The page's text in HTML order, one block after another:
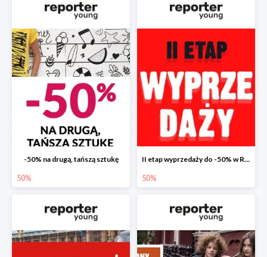
-50% na drugą, tańszą sztukę
50%
II etap wyprzedaży do -50% w Reporter Young
50%